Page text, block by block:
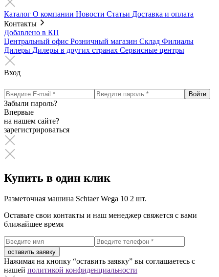
Каталог О компании Новости Статьи Доставка и оплата
Контакты
Добавлено в КП
Центральный офис Розничный магазин Склад Филиалы
Дилеры Дилеры в других странах Сервисные центры
Вход
Забыли пароль?
Впервые
на нашем сайте?
зарегистрироваться
Купить в один клик
Разметочная машина Schtaer Wega 10 2 шт.
Оставьте свои контакты и наш менеджер свяжется с вами
ближайшее время
оставить заявку
Нажимая на кнопку “оставить заявку” вы соглашаетесь с
нашей политикой конфиденциальности